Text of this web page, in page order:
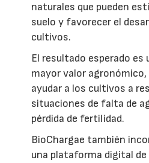
naturales que pueden
suelo y favorecer el
cultivos.
El resultado esperado es
mayor valor agronómico,
ayudar a los cultivos a
situaciones de falta de
pérdida de fertilidad.
BioChargae también
una plataforma digital